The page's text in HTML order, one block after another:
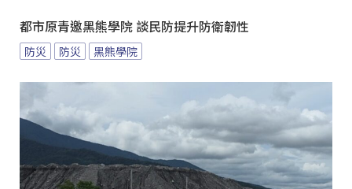
都市原青邀黑熊學院 談民防提升防衛韌性
防災 防災 黑熊學院